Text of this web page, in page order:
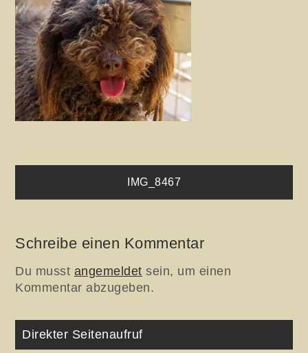
Beitragsnavigation
IMG_8467
Schreibe einen Kommentar
Du musst angemeldet sein, um einen
Kommentar abzugeben.
Direkter Seitenaufruf